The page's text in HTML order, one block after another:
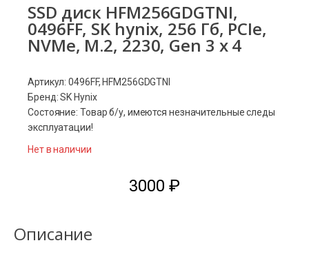
SSD диск HFM256GDGTNI,
0496FF, SK hynix, 256 Гб, PCIe,
NVMe, M.2, 2230, Gen 3 x 4
Артикул: 0496FF, HFM256GDGTNI
Бренд: SK Hynix
Состояние: Товар б/у, имеются незначительные следы
эксплуатации!
Нет в наличии
3000 ₽
Описание